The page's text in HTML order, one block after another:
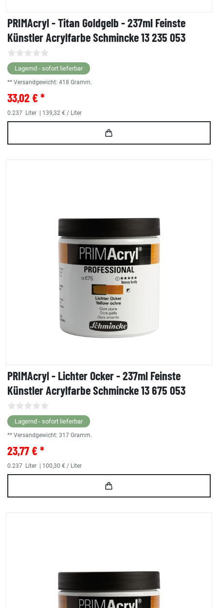
PRIMAcryl - Titan Goldgelb - 237ml Feinste
Künstler Acrylfarbe Schmincke 13 235 053
Lagernd - sofort lieferbar
** Versandgewicht: 418 Gramm.
33,02 € *
0.237 Liter | 139,32 € / Liter
PRIMAcryl - Lichter Ocker - 237ml Feinste
Künstler Acrylfarbe Schmincke 13 675 053
Lagernd - sofort lieferbar
** Versandgewicht: 317 Gramm.
23,77 € *
0.237 Liter | 100,30 € / Liter